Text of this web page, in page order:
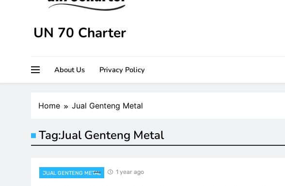
UN 70 Charter
About Us Privacy Policy
Home Jual Genteng Metal
Tag:Jual Genteng Metal
JUAL GENTENG METAL 1 year ago